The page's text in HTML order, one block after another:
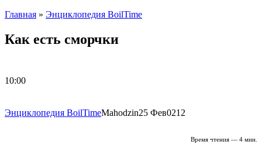
Главная » Энциклопедия BoilTime
Как есть сморчки
10:00
Энциклопедия BoilTimeMahodzin25 Фев0212
Время чтения — 4 мин.